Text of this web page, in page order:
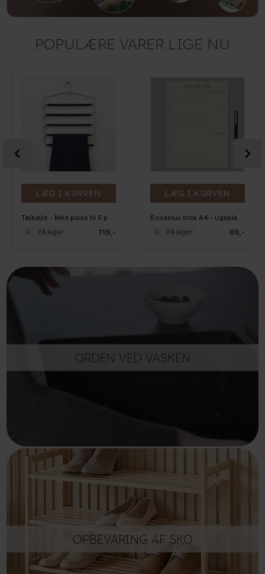
POPULÆRE VARER LIGE NU
LÆG I KURVEN
119,-
På lager
LÆG I KURVEN
69,-
På lager
ORDEN VED VASKEN
OPBEVARING AF SKO